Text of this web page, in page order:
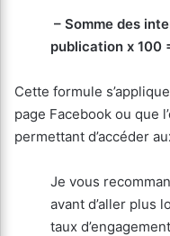
– Somme des
publication x 100
Cette formule
page Facebook ou que
permettant d’accéder
Je vous
avant d’aller plus
taux